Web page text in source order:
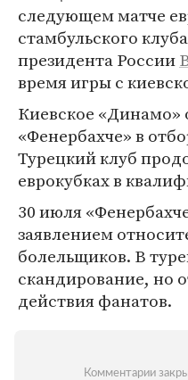
следующем матче
стамбульского
президента России
время игры с
Киевское «Динамо»
«Фенербахче» в
Турецкий клуб
еврокубках в
30 июля
заявлением
болельщиков. В
скандирование, но
действия фанатов.
Комментарии